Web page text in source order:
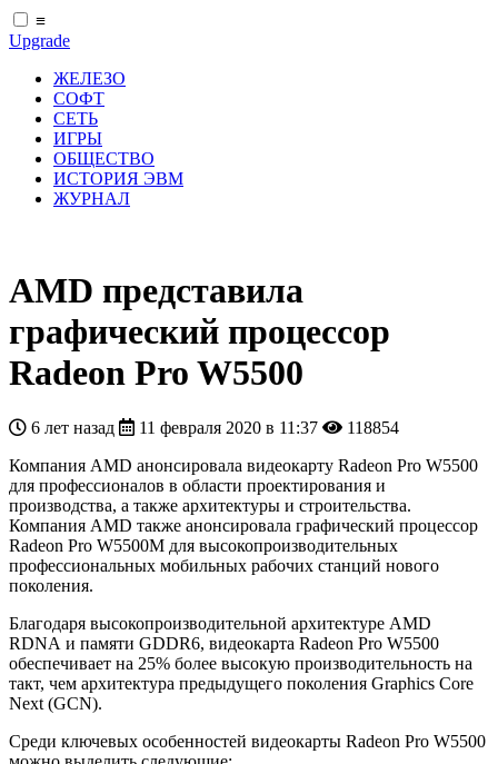
≡
Upgrade
ЖЕЛЕЗО
СОФТ
СЕТЬ
ИГРЫ
ОБЩЕСТВО
ИСТОРИЯ ЭВМ
ЖУРНАЛ
AMD представила
графический процессор
Radeon Pro W5500
6 лет назад 11 февраля 2020 в 11:37
118854
Компания AMD анонсировала видеокарту Radeon Pro W5500
для профессионалов в области проектирования и
производства, а также архитектуры и строительства.
Компания AMD также анонсировала графический процессор
Radeon Pro W5500M для высокопроизводительных
профессиональных мобильных рабочих станций нового
поколения.
Благодаря высокопроизводительной архитектуре AMD
RDNA и памяти GDDR6, видеокарта Radeon Pro W5500
обеспечивает на 25% более высокую производительность на
такт, чем архитектура предыдущего поколения Graphics Core
Next (GCN).
Среди ключевых особенностей видеокарты Radeon Pro W5500